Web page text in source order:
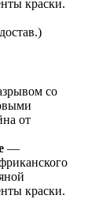
краски.
со
от
—
краски.